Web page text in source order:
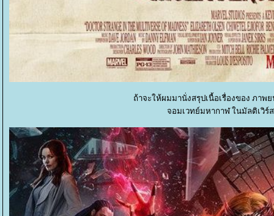
ถ้าจะให้ผมมานั่งสรุปเนื้อเรื่องของ ภาพยน
จอมเวทย์มหากาฬ ในมัลติเวิร์